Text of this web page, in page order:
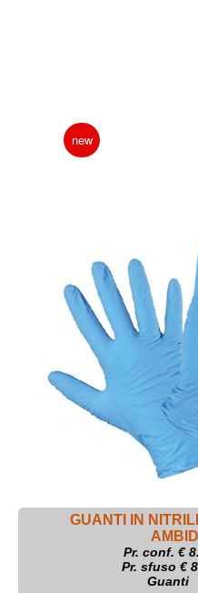
new
GUANTI IN
Pr. conf. €
Pr. sfuso €
Guanti